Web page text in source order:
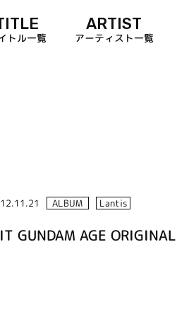
トル一覧
ARTIST
アーティスト一覧
ALBUM Lantis
GUNDAM AGE